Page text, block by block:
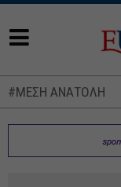
#ΜΕΣΗ ΑΝΑΤΟΛΗ